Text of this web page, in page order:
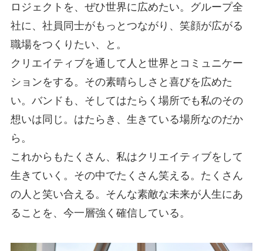
ロジェクトを、ぜひ世界に広めたい。グループ全
社に、社員同士がもっとつながり、笑顔が広がる
職場をつくりたい、と。
クリエイティブを通して人と世界とコミュニケー
ションをする。その素晴らしさと喜びを広めた
い。バンドも、そしてはたらく場所でも私のその
想いは同じ。はたらき、生きている場所なのだか
ら。
これからもたくさん、私はクリエイティブをして
生きていく。その中でたくさん笑える。たくさん
の人と笑い合える。そんな素敵な未来が人生にあ
ることを、今一層強く確信している。